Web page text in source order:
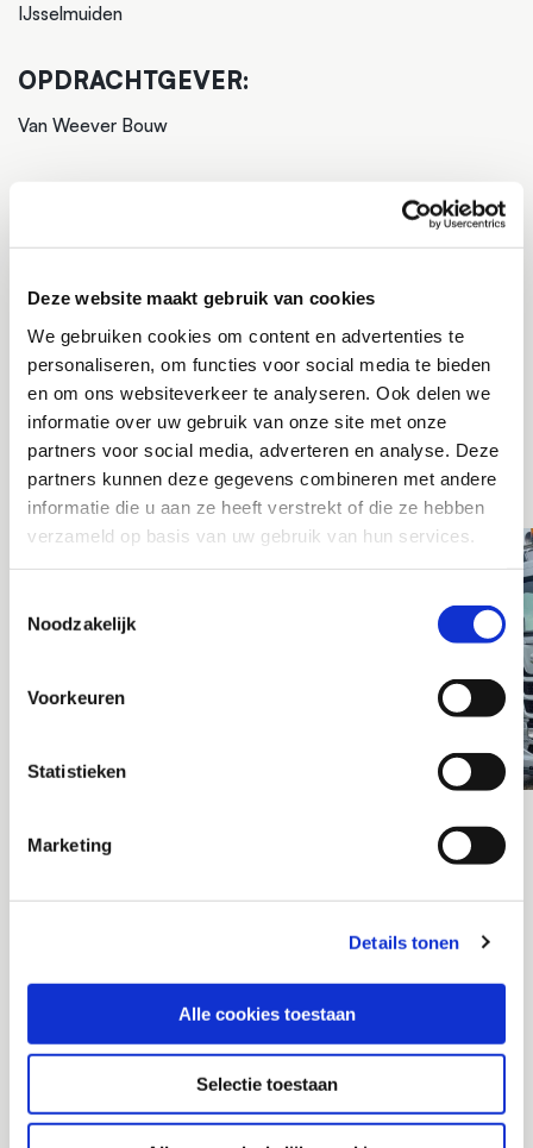
Deze website maakt gebruik van cookies
We gebruiken cookies om content en advertenties te
personaliseren, om functies voor social media te bieden
en om ons websiteverkeer te analyseren. Ook delen we
informatie over uw gebruik van onze site met onze
partners voor social media, adverteren en analyse. Deze
partners kunnen deze gegevens combineren met andere
informatie die u aan ze heeft verstrekt of die ze hebben
verzameld op basis van uw gebruik van hun services.
Noodzakelijk
Voorkeuren
Statistieken
Marketing
Details tonen
Alle cookies toestaan
Selectie toestaan
IJsselmuiden
OPDRACHTGEVER:
Van Weever Bouw
Sleuven zuigen onder het bedrijfspand voor aanpassing
PROJECTTYPE:
Puinzuigen
Kruipruimte uitgraven
OFFERTE OF INFORMATIE
AANVRAGEN
Wil je meer informatie ontvangen over de mogelijkheden met
zuig- en blaastechniek? Of geheel vrijblijvend een offerte
aanvragen. Neem dan contact met ons op.
Wij komen spoedig met een scherpe aanbieding bij je terug.